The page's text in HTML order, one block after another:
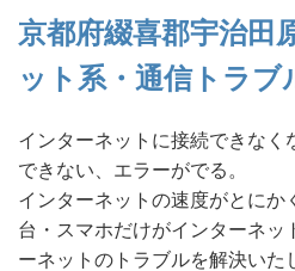
京都府綴喜郡宇治田
ット系・通信トラブ
インターネットに接続できなく
できない、エラーがでる。
インターネットの速度がとにか
台・スマホだけがインターネッ
ーネットのトラブルを解決いた